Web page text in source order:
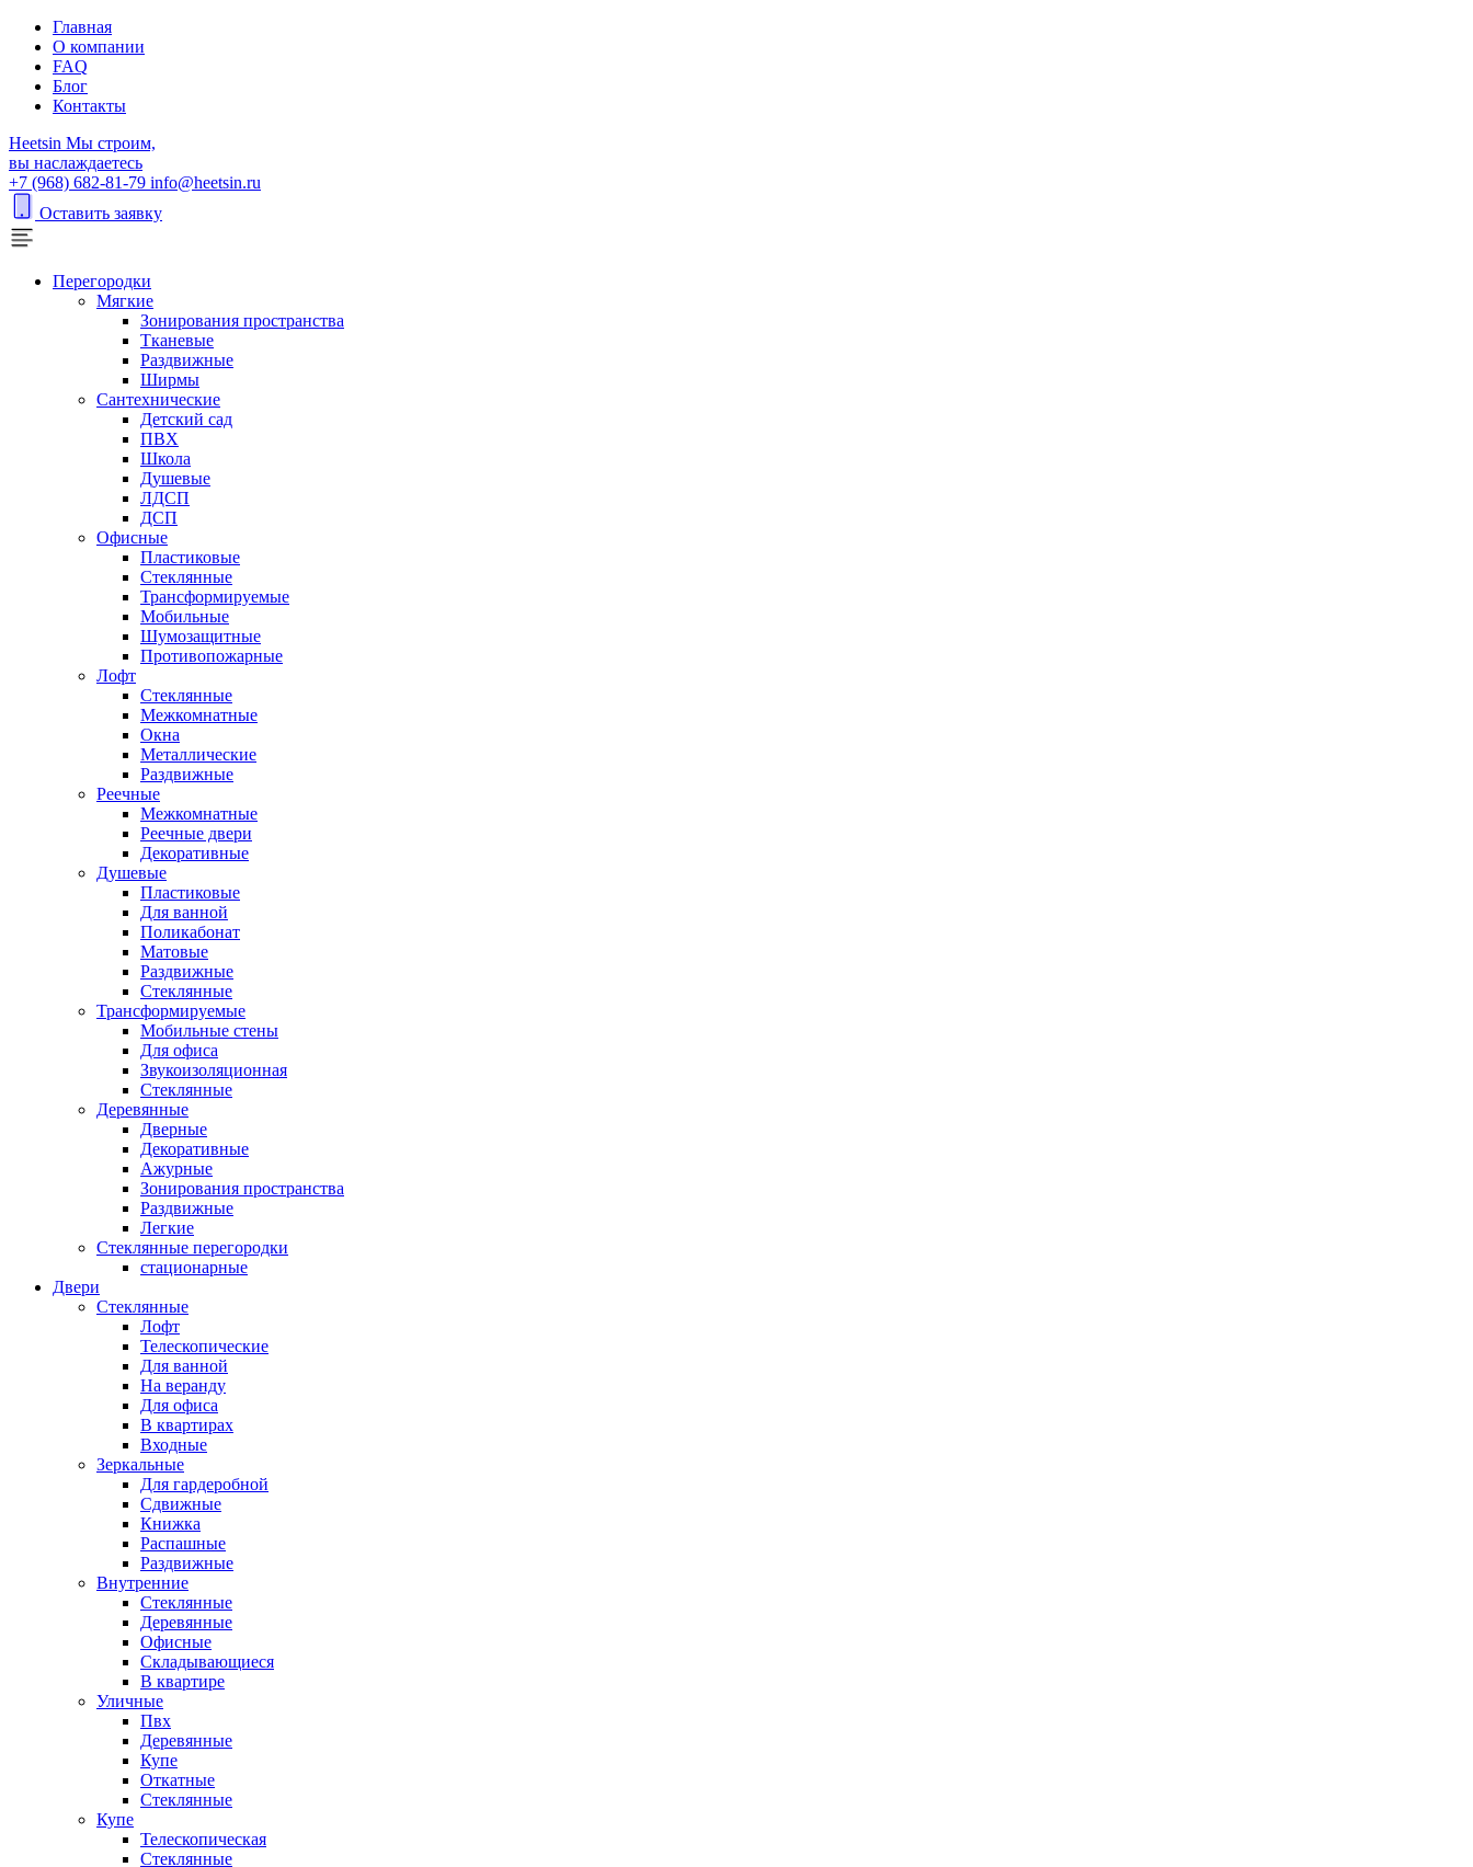
Главная
О компании
FAQ
Блог
Контакты
Heetsin Мы строим,
вы наслаждаетесь
+7 (968) 682-81-79 info@heetsin.ru
Оставить заявку
Перегородки
Мягкие
Зонирования пространства
Тканевые
Раздвижные
Ширмы
Сантехнические
Детский сад
ПВХ
Школа
Душевые
ЛДСП
ДСП
Офисные
Пластиковые
Стеклянные
Трансформируемые
Мобильные
Шумозащитные
Противопожарные
Лофт
Стеклянные
Межкомнатные
Окна
Металлические
Раздвижные
Реечные
Межкомнатные
Реечные двери
Декоративные
Душевые
Пластиковые
Для ванной
Поликабонат
Матовые
Раздвижные
Стеклянные
Трансформируемые
Мобильные стены
Для офиса
Звукоизоляционная
Стеклянные
Деревянные
Дверные
Декоративные
Ажурные
Зонирования пространства
Раздвижные
Легкие
Стеклянные перегородки
стационарные
Двери
Стеклянные
Лофт
Телескопические
Для ванной
На веранду
Для офиса
В квартирах
Входные
Зеркальные
Для гардеробной
Сдвижные
Книжка
Распашные
Раздвижные
Внутренние
Стеклянные
Деревянные
Офисные
Складывающиеся
В квартире
Уличные
Пвх
Деревянные
Купе
Откатные
Стеклянные
Купе
Телескопическая
Стеклянные